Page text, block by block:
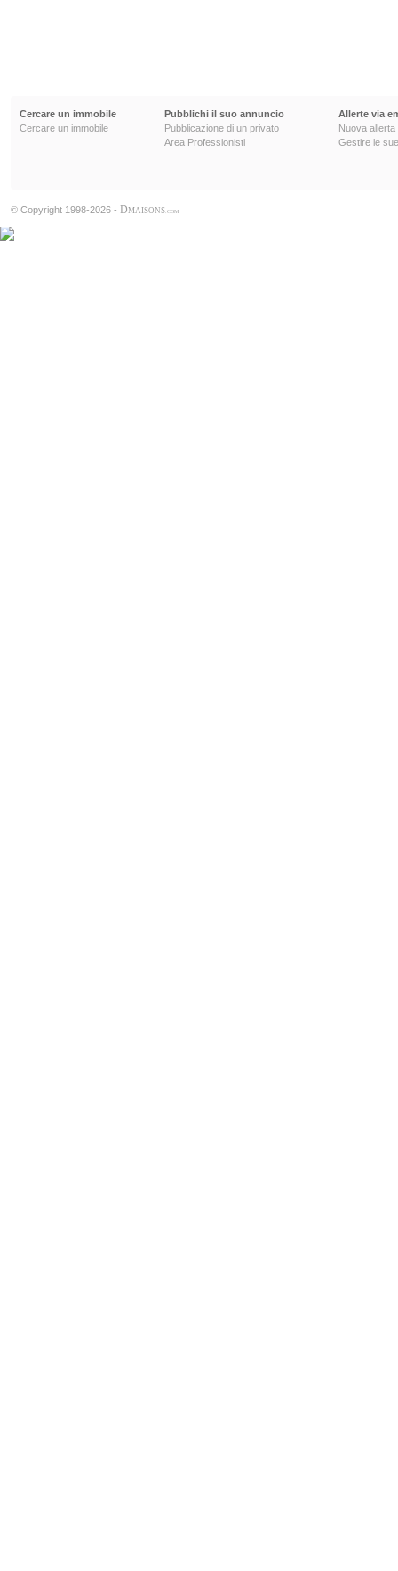
Cercare un immobile
Cercare un immobile
Pubblichi il suo annuncio
Pubblicazione di un privato
Area Professionisti
Allerte via
Nuova allerta
Gestire le
© Copyright 1998-2026 - DMAISONS .COM